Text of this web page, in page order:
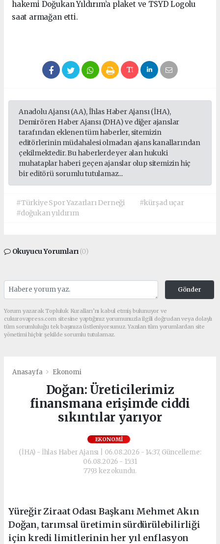
hakemi Doğukan Yıldırım’a plaket ve TSYD Logolu
saat armağan etti.
Anadolu Ajansı (AA), İhlas Haber Ajansı (İHA),
Demirören Haber Ajansı (DHA) ve diğer ajanslar
tarafından eklenen tüm haberler, sitemizin
editörlerinin müdahalesi olmadan ajans kanallarından
çekilmektedir. Bu haberlerde yer alan hukuki
muhataplar haberi geçen ajanslar olup sitemizin hiç
bir editörü sorumlu tutulamaz...
#Türkiye Spor Yazarları Derneği
#kürşad uçar
#doğukan yıldırım
Okuyucu Yorumları(0)
Gönder
Yorum yazarak Topluluk Kuralları’nı kabul etmiş bulunuyor ve
cukurovapress.com sitesine yaptığınız yorumunuzla ilgili doğrudan veya dolaylı
tüm sorumluluğu tek başınıza üstleniyorsunuz. Yazılan tüm yorumlardan site
yönetimi hiçbir şekilde sorumlu tutulamaz.
Anasayfa Ekonomi
Doğan: Üreticilerimiz
finansmana erişimde ciddi
sıkıntılar yarıyor
EKONOMI
(İHA) - İhlas Haber Ajansı | 06.08.2026 - 14:37, Güncelleme:
06.08.2026 - 15:31
7793 kez okundu.
Yüreğir Ziraat Odası Başkanı Mehmet Akın
Doğan, tarımsal üretimin sürdürülebilirliği
için kredi limitlerinin her yıl enflasyon